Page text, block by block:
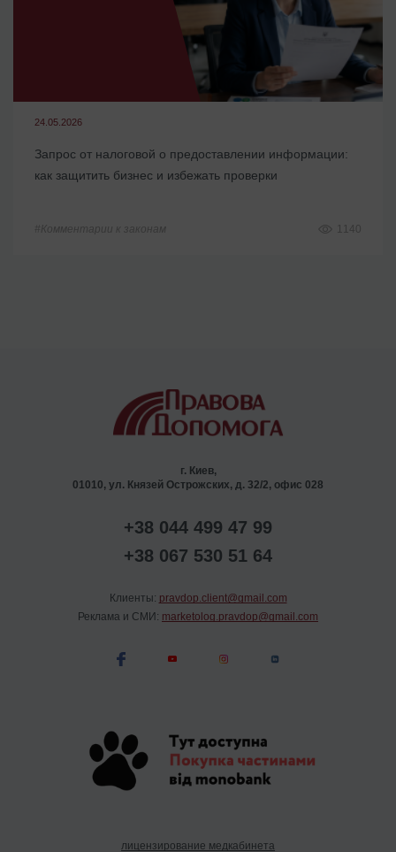
24.05.2026
Запрос от налоговой о предоставлении информации:
как защитить бизнес и избежать проверки
#Комментарии к законам 1140
г. Киев,
01010, ул. Князей Острожских, д. 32/2, офис 028
+38 044 499 47 99
+38 067 530 51 64
Клиенты: pravdop.client@gmail.com
Реклама и СМИ: marketolog.pravdop@gmail.com
лицензирование медкабинета